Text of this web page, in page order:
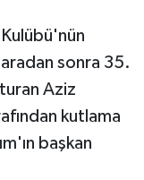
sonra 35.
Aziz
kutlama
başkan